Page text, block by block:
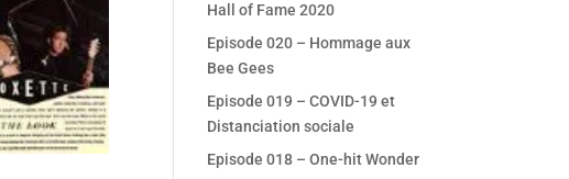
Hall of Fame 2020
Episode 020 – Hommage aux
Bee Gees
Episode 019 – COVID-19 et
Distanciation sociale
Episode 018 – One-hit Wonder